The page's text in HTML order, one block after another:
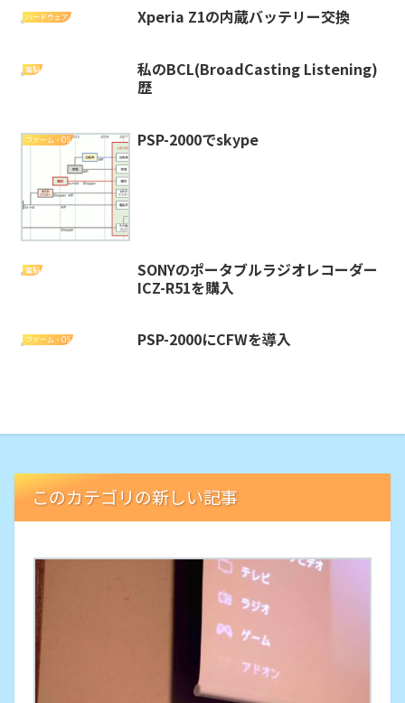
ハードウェア Xperia Z1の内蔵バッテリー交換
電脳
私のBCL(BroadCasting Listening)
歴
ファーム・OS PSP-2000でskype
電脳
SONYのポータブルラジオレコーダー
ICZ-R51を購入
ファーム・OS PSP-2000にCFWを導入
このカテゴリの新しい記事